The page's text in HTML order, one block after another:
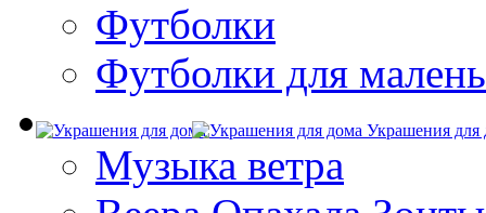
Футболки
Футболки для
Украшения для
Музыка ветра